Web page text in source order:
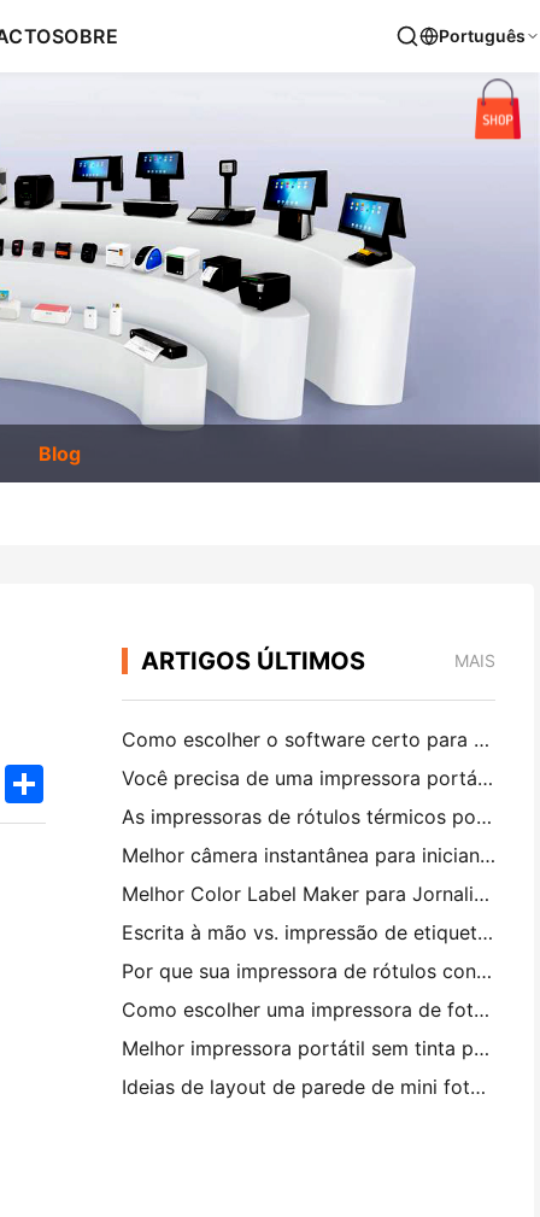
SOBRE Português
Blog
TwitterShare
ARTIGOS ÚLTIMOS MAIS
Como escolher o software certo para o seu restaurante pequeno ou médio
Você precisa de uma impressora portátil A4 para faturas de armazém? O que realmente funciona
As impressoras de rótulos térmicos podem fazer rótulos impermeáveis ​​para produtos de pequenas empresas?
Melhor câmera instantânea para iniciantes que não querem desperdiçar papel
Melhor Color Label Maker para Jornalismo e Scrapbooking: Adicione Mais Cor a Cada Página
Escrita à mão vs. impressão de etiquetas de transporte: dicas para pequenas empresas em 2026
Por que sua impressora de rótulos continua bloqueando?
Como escolher uma impressora de fotos de bolso: um guia completo para usuários de jornal, viagens e iPhone
Melhor impressora portátil sem tinta para viagens, escola e trabalho móvel: Hanin MT620 Pro Review
Ideias de layout de parede de mini foto e dicas para decoração de quarto e dormitório